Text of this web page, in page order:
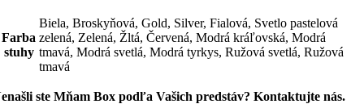
Farba
stuhy
Biela, Broskyňová, Gold, Silver, Fialová, Svetlo pastelová
zelená, Zelená, Žltá, Červená, Modrá kráľovská, Modrá
tmavá, Modrá svetlá, Modrá tyrkys, Ružová svetlá, Ružová
tmavá
ste Mňam Box podľa Vašich predstáv? Kontaktujte nás.